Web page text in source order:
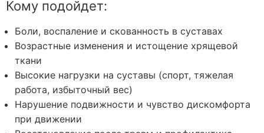
Кому подойдет:
Боли, воспаление и скованность в суставах
Возрастные изменения и истощение хрящевой
ткани
Высокие нагрузки на суставы (спорт, тяжелая
работа, избыточный вес)
Нарушение подвижности и чувство дискомфорта
при движении